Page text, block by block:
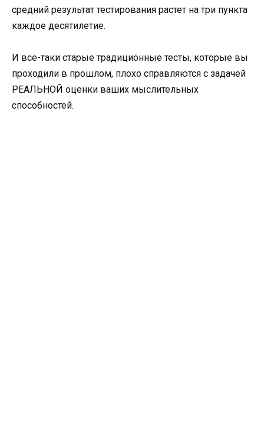
средний результат тестирования растет на три пункта
каждое десятилетие.
И все-таки старые традиционные тесты, которые вы
проходили в прошлом, плохо справляются с задачей
РЕАЛЬНОЙ оценки ваших мыслительных
способностей.